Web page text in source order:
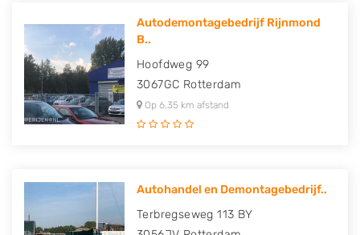
Autodemontagebedrijf Rijnmond
B..
Hoofdweg 99
3067GC Rotterdam
Op 6,35 km afstand
Autohandel en Demontagebedrijf..
Terbregseweg 113 BY